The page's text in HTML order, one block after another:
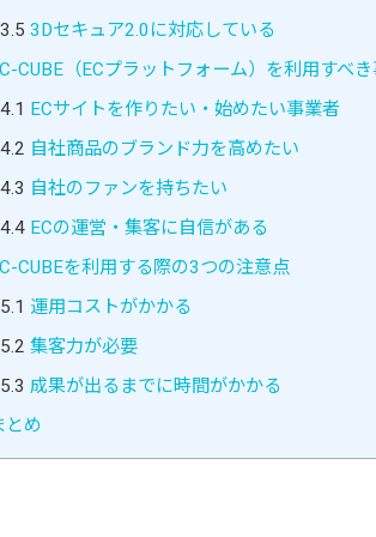
3.5 3Dセキュア2.0に対応している
CUBE（ECプラットフォーム）を利用すべ
4.1 ECサイトを作りたい・始めたい事業者
4.2 自社商品のブランド力を高めたい
4.3 自社のファンを持ちたい
4.4ECの運営・集客に自信がある
CUBEを利用する際の3つの注意点
5.1 運用コストがかかる
5.2 集客力が必要
5.3 成果が出るまでに時間がかかる
とめ